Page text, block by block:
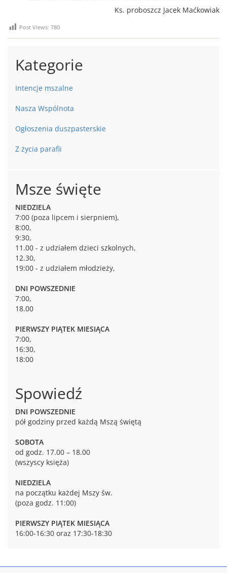
Ks. proboszcz Jacek Maćkowiak
Post Views: 780
Kategorie
Intencje mszalne
Nasza Wspólnota
Ogłoszenia duszpasterskie
Z życia parafii
Msze święte
NIEDZIELA
7:00 (poza lipcem i sierpniem),
8:00,
9:30,
11.00 - z udziałem dzieci szkolnych,
12.30,
19:00 - z udziałem młodzieży,
DNI POWSZEDNIE
7:00,
18.00
PIERWSZY PIĄTEK MIESIĄCA
7:00,
16:30,
18:00
Spowiedź
DNI POWSZEDNIE
pół godziny przed każdą Mszą świętą
SOBOTA
od godz. 17.00 – 18.00
(wszyscy księża)
NIEDZIELA
na początku każdej Mszy św.
(poza godz. 11:00)
PIERWSZY PIĄTEK MIESIĄCA
16:00-16:30 oraz 17:30-18:30